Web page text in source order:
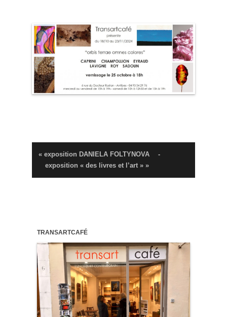
« exposition DANIELA FOLTYNOVA
-
exposition « des livres et l’art » »
TRANSARTCAFÉ